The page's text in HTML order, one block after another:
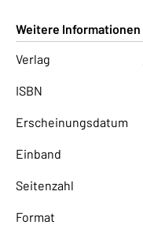
Weitere Informationen
Verlag
ISBN
Erscheinungsdatum
Einband
Seitenzahl
Format